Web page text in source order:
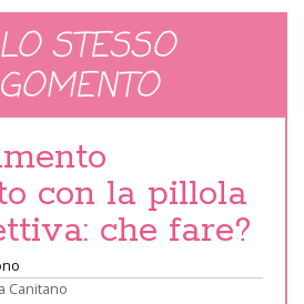
STESSO
con la pillola
che fare?
Canitano